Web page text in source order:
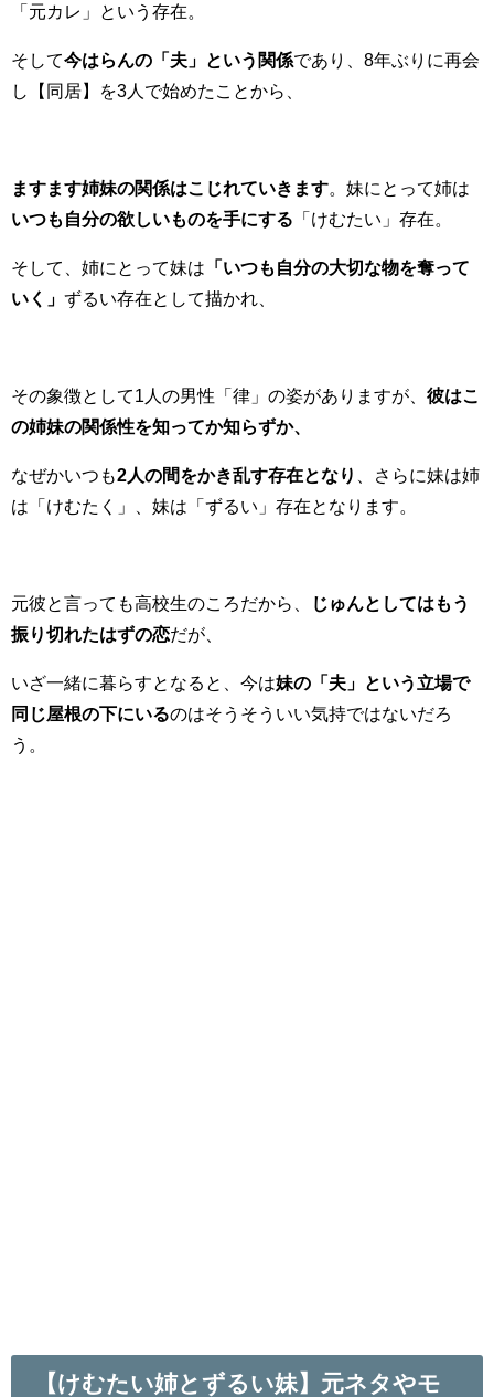
「元カレ」という存在。
そして今はらんの「夫」という関係であり、8年ぶりに再会
し【同居】を3人で始めたことから、
ますます姉妹の関係はこじれていきます 。妹にとって姉は
いつも自分の欲しいものを手にする 「けむたい」存在。
そして、姉にとって妹は 「いつも自分の大切な物を奪って
いく」 ずるい存在として描かれ、
その象徴として1人の男性「律」の姿がありますが、 彼はこ
の姉妹の関係性を知ってか知らずか、
なぜかいつも2人の間をかき乱す存在となり
、さらに妹は姉
は「けむたく」、妹は「ずるい」存在となります。
元彼と言っても高校生のころだから、
じゅんとしてはもう
振り切れたはずの恋だが、
いざ一緒に暮らすとなると、今は妹の「夫」という立場で
同じ屋根の下にいるのはそうそういい気持ではないだろ
う。
【けむたい姉とずるい妹】元ネタやモ